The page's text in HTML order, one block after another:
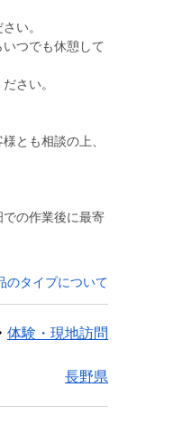
い。
つでも休憩して
さい。
とも相談の上、
の作業後に最寄
のタイプについて
体験・現地訪問
長野県